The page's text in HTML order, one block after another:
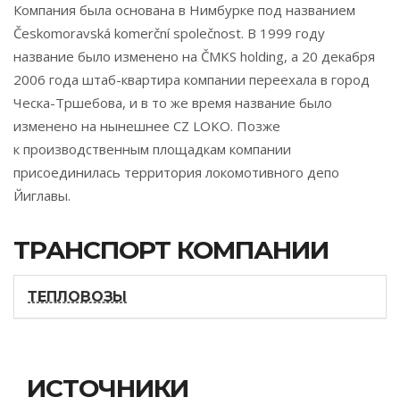
Компания была основана в Нимбурке под названием
Českomoravská komerční společnost. В 1999 году
название было изменено на ČMKS holding, а 20 декабря
2006 года штаб-квартира компании переехала в город
Ческа-Тршебова, и в то же время название было
изменено на нынешнее CZ LOKO. Позже
к производственным площадкам компании
присоединилась территория локомотивного депо
Йиглавы.
ТРАНСПОРТ КОМПАНИИ
ТЕПЛОВОЗЫ
ИСТОЧНИКИ